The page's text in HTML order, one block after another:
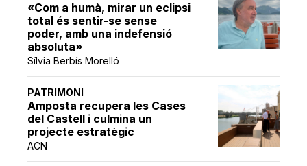
«Com a humà, mirar un eclipsi
total és sentir-se sense
poder, amb una indefensió
absoluta»
Sílvia Berbís Morelló
PATRIMONI
Amposta recupera les Cases
del Castell i culmina un
projecte estratègic
ACN